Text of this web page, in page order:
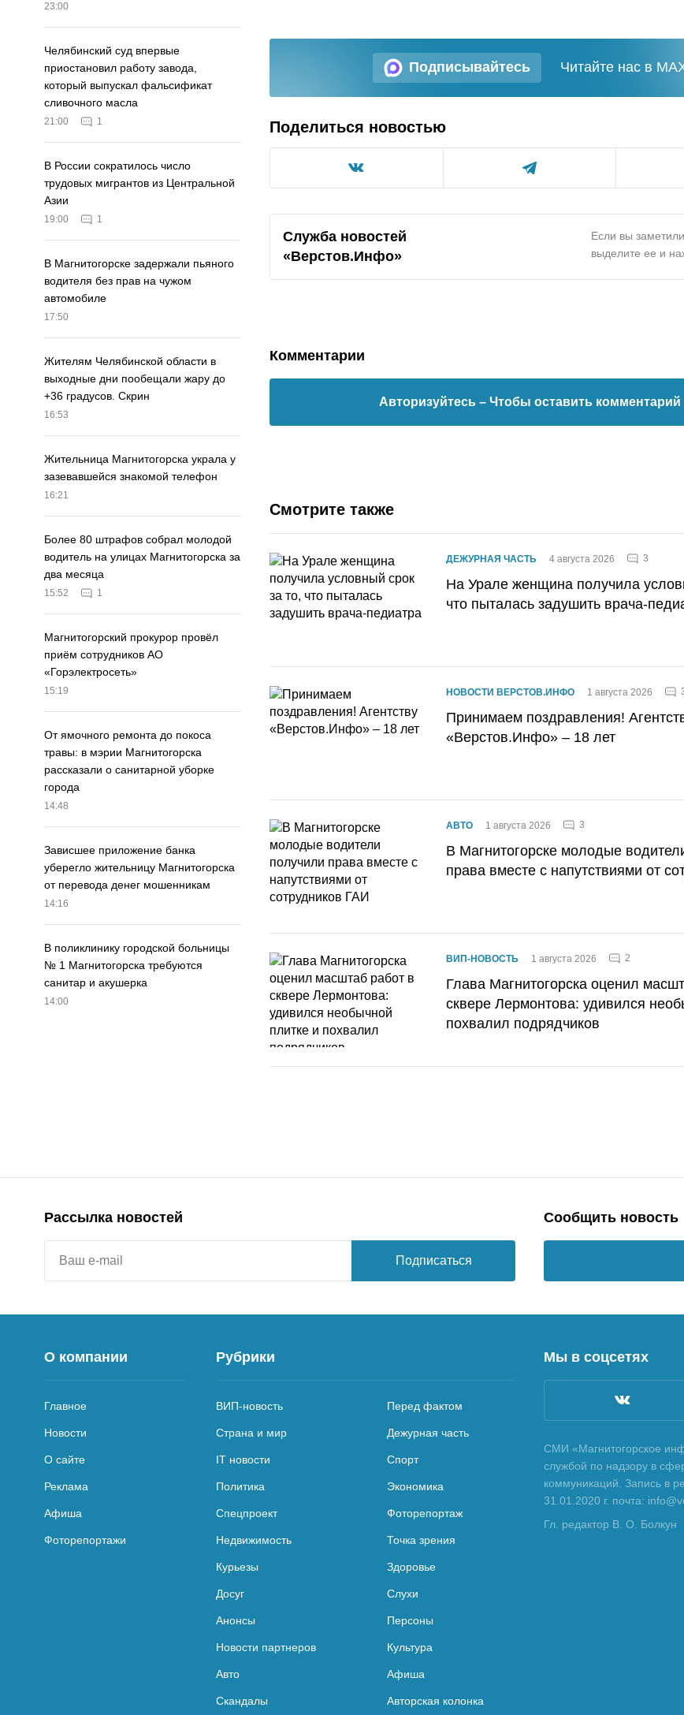
23:00
Челябинский суд впервые
приостановил работу завода,
который выпускал фальсификат
сливочного масла
21:00 1
В России сократилось число
трудовых мигрантов из Центральной
Азии
19:00 1
В Магнитогорске задержали пьяного
водителя без прав на чужом
автомобиле
17:50
Жителям Челябинской области в
выходные дни пообещали жару до
+36 градусов. Скрин
16:53
Жительница Магнитогорска украла у
зазевавшейся знакомой телефон
16:21
Более 80 штрафов собрал молодой
водитель на улицах Магнитогорска за
два месяца
15:52 1
Магнитогорский прокурор провёл
приём сотрудников АО
«Горэлектросеть»
15:19
От ямочного ремонта до покоса
травы: в мэрии Магнитогорска
рассказали о санитарной уборке
города
14:48
Зависшее приложение банка
уберегло жительницу Магнитогорска
от перевода денег мошенникам
14:16
В поликлинику городской больницы
№ 1 Магнитогорска требуются
санитар и акушерка
14:00
Подписывайтесь Читайте нас в
Поделиться новостью
Служба новостей
«Верстов.Инфо»
Если вы
выделите ее и
Комментарии
Авторизуйтесь – Чтобы оставить комментарий
Смотрите также
ДЕЖУРНАЯ ЧАСТЬ 4 августа 2026 3
На Урале женщина получила
что пыталась задушить врача-
НОВОСТИ ВЕРСТОВ.ИНФО 1 августа 2026
Принимаем поздравления!
«Верстов.Инфо» – 18 лет
АВТО 1 августа 2026 3
В Магнитогорске молодые
права вместе с напутствиями от
ВИП-НОВОСТЬ 1 августа 2026 2
Глава Магнитогорска оценил
сквере Лермонтова: удивился
похвалил подрядчиков
Рассылка новостей
Подписаться
Сообщить новость
О компании
Главное
Новости
О сайте
Реклама
Афиша
Фоторепортажи
Рубрики
ВИП-новость Перед фактом
Страна и мир Дежурная часть
IT новости Спорт
Политика Экономика
Спецпроект Фоторепортаж
Недвижимость Точка зрения
Курьезы Здоровье
Досуг Слухи
Анонсы Персоны
Новости партнеров Культура
Авто Афиша
Скандалы Авторская колонка
Мы в соцсетях
СМИ «Магнитогорское
службой по надзору в
коммуникаций. Запись в
31.01.2020 г. почта:
Гл. редактор В. О. Болкун